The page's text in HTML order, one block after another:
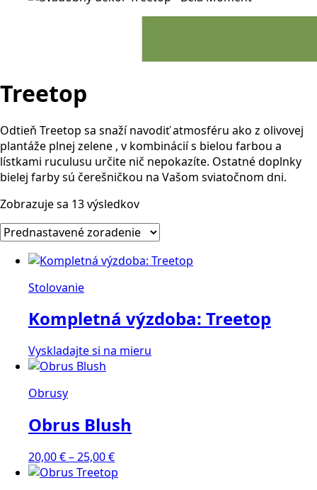
Treetop
Odtieň Treetop sa snaží navodiť atmosféru ako z olivovej
plantáže plnej zelene , v kombinácií s bielou farbou a
lístkami ruculusu určite nič nepokazíte. Ostatné doplnky
bielej farby sú čerešničkou na Vašom sviatočnom dni.
Zobrazuje sa 13 výsledkov
Stolovanie
Kompletná výzdoba: Treetop
Vyskladajte si na mieru
Obrusy
Obrus Blush
20,00€–25,00€Price
range: